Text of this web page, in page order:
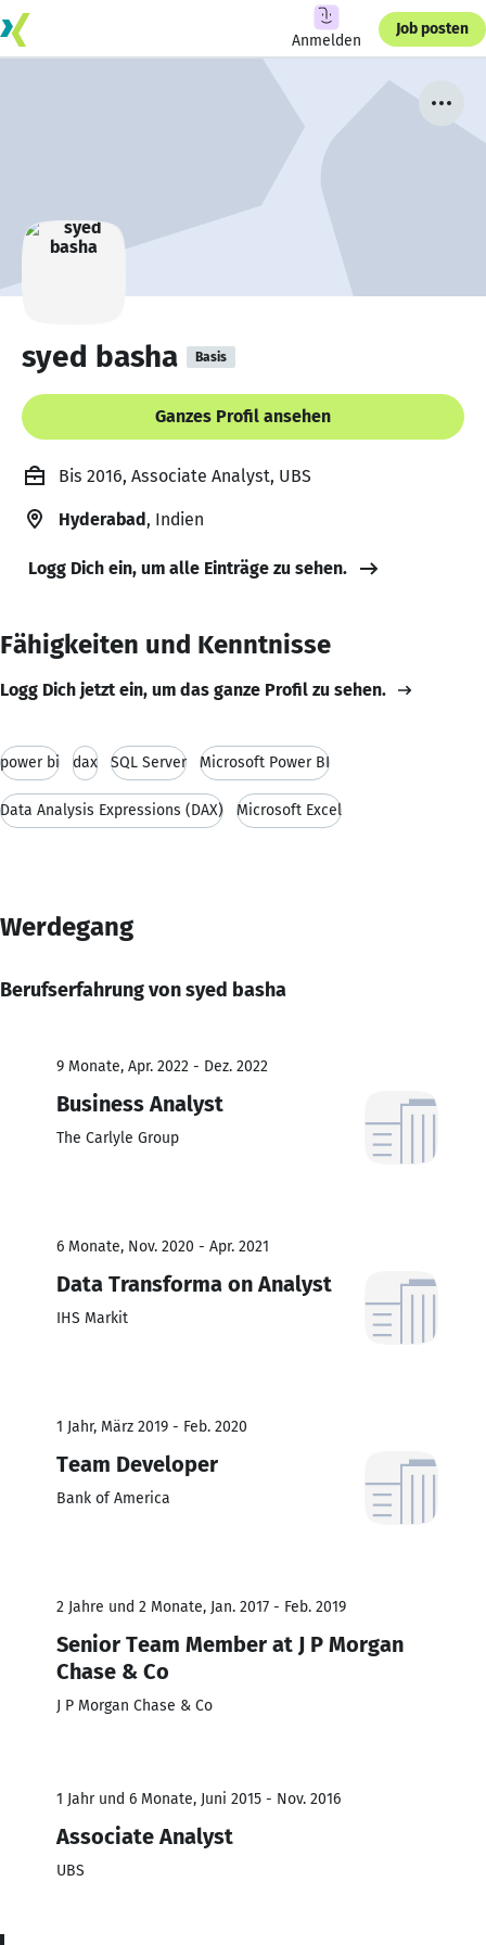
Anmelden
Job posten
syed basha Basis
Ganzes Profil ansehen
Bis 2016, Associate Analyst, UBS
Hyderabad, Indien
Logg Dich ein, um alle Einträge zu sehen.
Fähigkeiten und Kenntnisse
Logg Dich jetzt ein, um das ganze Profil zu sehen.
power bi dax SQL Server Microsoft Power BI
Data Analysis Expressions (DAX) Microsoft Excel
Werdegang
Berufserfahrung von syed basha
9 Monate, Apr. 2022 - Dez. 2022
Business Analyst
The Carlyle Group
6 Monate, Nov. 2020 - Apr. 2021
Data Transforma on Analyst
IHS Markit
1 Jahr, März 2019 - Feb. 2020
Team Developer
Bank of America
2 Jahre und 2 Monate, Jan. 2017 - Feb. 2019
Senior Team Member at J P Morgan
Chase & Co
J P Morgan Chase & Co
1 Jahr und 6 Monate, Juni 2015 - Nov. 2016
Associate Analyst
UBS